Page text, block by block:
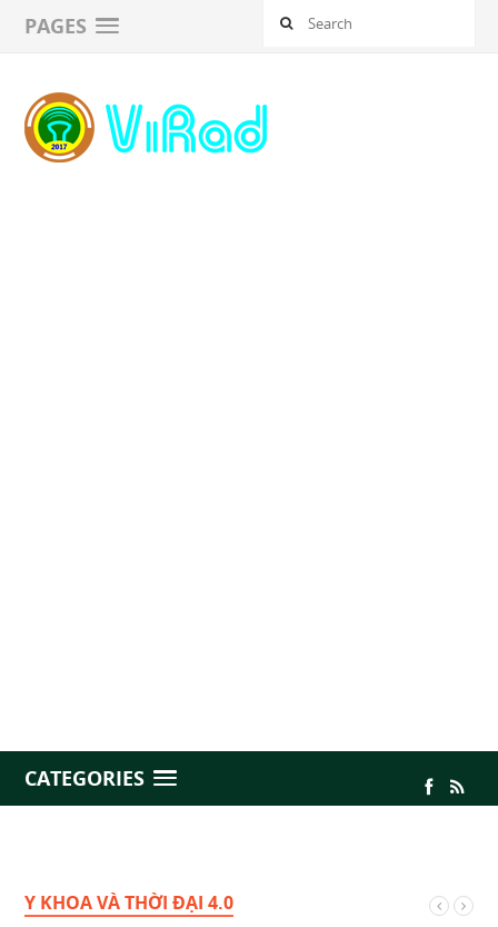
PAGES
CATEGORIES
Y KHOA VÀ THỜI ĐẠI 4.0